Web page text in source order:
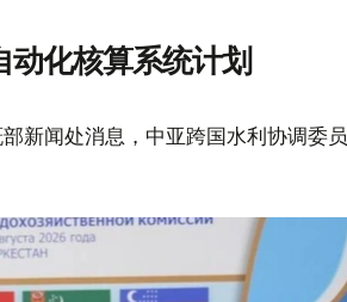
化核算系统计划
新闻处消息，中亚跨国水利协调委